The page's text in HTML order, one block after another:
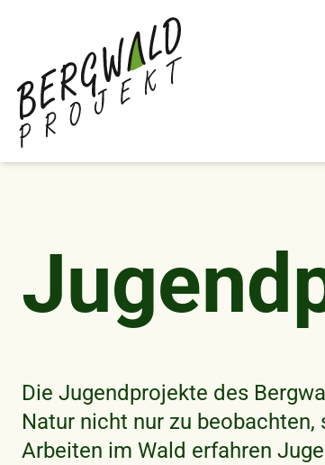
Die Jugendprojekte des
Natur nicht nur zu
Arbeiten im Wald erfahren